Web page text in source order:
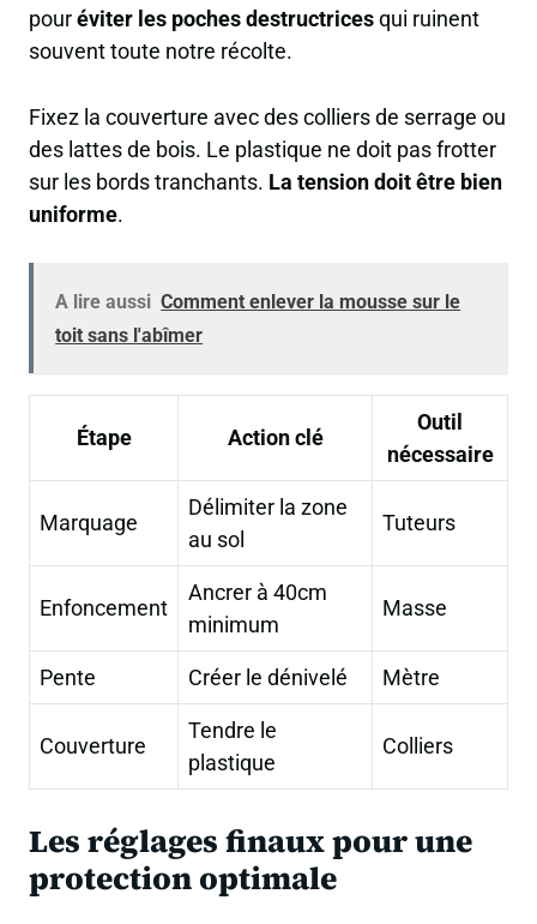
pouréviter les poches destructricesqui ruinent
souvent toute notre récolte.
Fixez la couverture avec des colliers de serrage ou
des lattes de bois. Le plastique ne doit pas frotter
sur les bords tranchants. La tension doit être bien
uniforme.
A lire aussi Comment enlever la mousse sur le
toit sans l'abîmer
Étape Action clé
Outil
nécessaire
Marquage
Délimiter la zone
au sol
Tuteurs
Enfoncement
Ancrer à 40cm
minimum
Masse
Pente Créer le dénivelé Mètre
Couverture
Tendre le
plastique
Colliers
Les réglages finaux pour une
protection optimale